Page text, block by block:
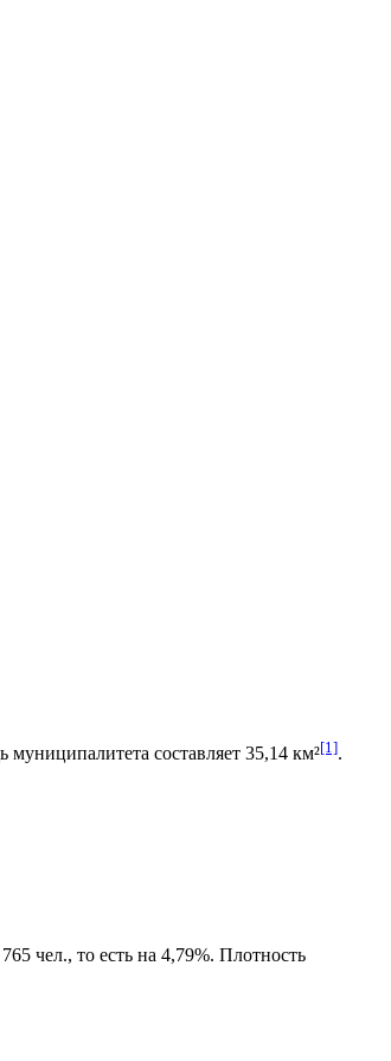
муниципалитета составляет 35,14 км²[1].
чел., то есть на 4,79%. Плотность